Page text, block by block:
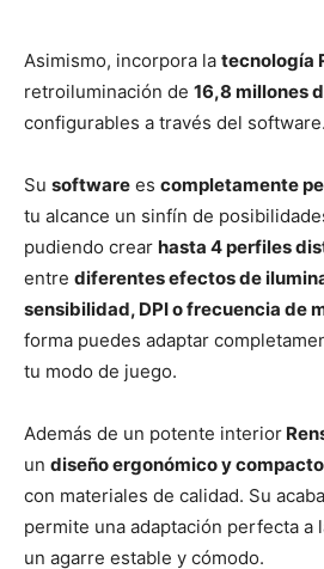
Asimismo, incorpora la tecnología
retroiluminación de 16,8 millones
configurables a través del software.
Su software es completamente
tu alcance un sinfín de
pudiendo crear hasta 4 perfiles
entre diferentes efectos de
sensibilidad, DPI o frecuencia de
forma puedes adaptar
tu modo de juego.
Además de un potente interior
un diseño ergonómico y compacto
con materiales de calidad. Su
permite una adaptación perfecta a
un agarre estable y cómodo.